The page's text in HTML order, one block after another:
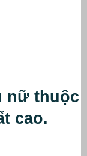
nữ thuộc
cao.